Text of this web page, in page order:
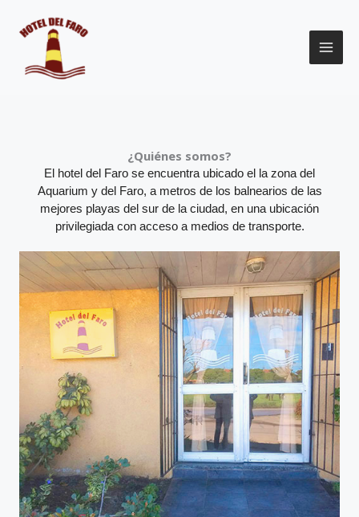
contenido
¿Quiénes somos?
El hotel del Faro se encuentra ubicado el la zona del
Aquarium y del Faro, a metros de los balnearios de las
mejores playas del sur de la ciudad, en una ubicación
privilegiada con acceso a medios de transporte.